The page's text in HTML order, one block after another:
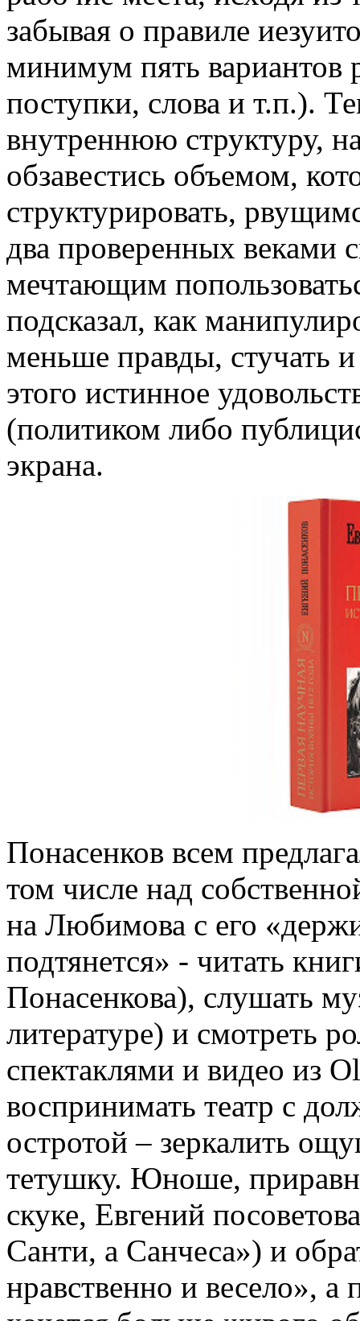
забывая о правиле
минимум пять вариантов
поступки, слова и т.п.).
внутреннюю структуру,
обзавестись объемом,
структурировать,
два проверенных веками
мечтающим
подсказал, как
меньше правды, стучать
этого истинное
(политиком либо
экрана.
Понасенков всем
том числе над
на Любимова с его
подтянется» - читать
Понасенкова), слушать
литературе) и смотреть
спектаклями и видео из
воспринимать театр с
остротой – зеркалить
тетушку. Юноше,
скуке, Евгений
Санти, а Санчеса») и
нравственно и весело», а